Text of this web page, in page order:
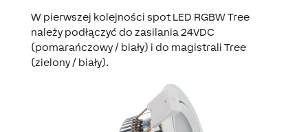
W pierwszej kolejności spot LED RGBW Tree
należy podłączyć do zasilania 24VDC
(pomarańczowy / biały) i do magistrali Tree
(zielony / biały).